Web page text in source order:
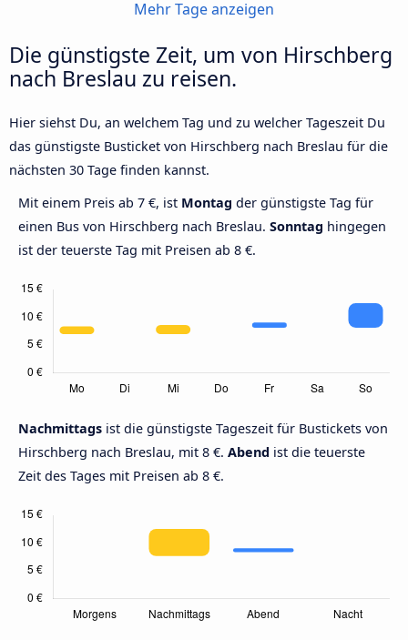
Mehr Tage anzeigen
Die günstigste Zeit, um von Hirschberg
nach Breslau zu reisen.
Hier siehst Du, an welchem Tag und zu welcher Tageszeit Du
das günstigste Busticket von Hirschberg nach Breslau für die
nächsten 30 Tage finden kannst.
Mit einem Preis ab 7 €, ist Montag der günstigste Tag für
einen Bus von Hirschberg nach Breslau. Sonntag hingegen
ist der teuerste Tag mit Preisen ab 8 €.
Nachmittags ist die günstigste Tageszeit für Bustickets von
Hirschberg nach Breslau, mit 8 €. Abend ist die teuerste
Zeit des Tages mit Preisen ab 8 €.